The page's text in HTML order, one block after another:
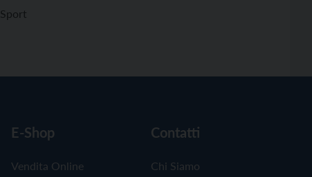
Sport
E-Shop
Vendita Online
Contatti
Chi Siamo